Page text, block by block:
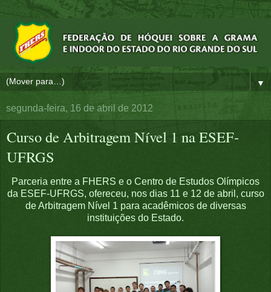
▼
segunda-feira, 16 de abril de 2012
Curso de Arbitragem Nível 1 na ESEF-
UFRGS
Parceria entre a FHERS e o Centro de Estudos Olímpicos
da ESEF-UFRGS, ofereceu, nos dias 11 e 12 de abril, curso
de Arbitragem Nível 1 para acadêmicos de diversas
instituições do Estado.